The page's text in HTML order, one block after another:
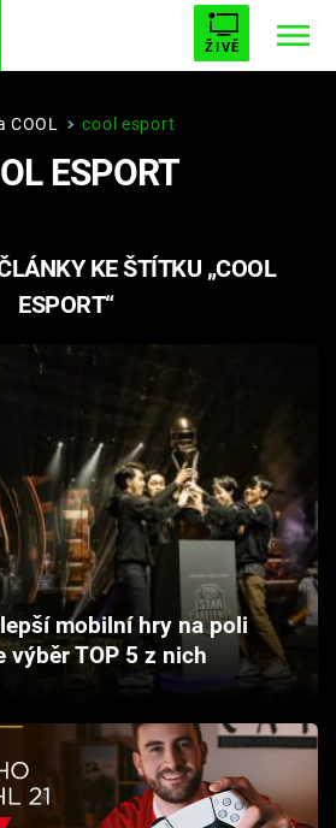
ŽIVĚ
BUFFY, PŘEMOŽITELKA UPÍRŮ
AVENGERS 5
COOL cool esport
ESPORT
KE ŠTÍTKU „COOL
ESPORT“
mobilní hry na poli
výběr TOP 5 z nich